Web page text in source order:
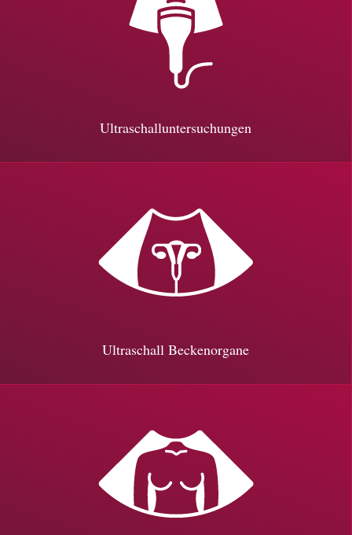
Ultraschalluntersuchungen
Ultraschall Beckenorgane